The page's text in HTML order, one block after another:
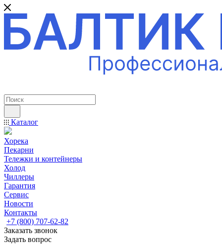
Каталог
Хорека
Пекарни
Тележки и контейнеры
Холод
Чиллеры
Гарантия
Сервис
Новости
Контакты
+7 (800) 707-62-82
Заказать звонок
Задать вопрос